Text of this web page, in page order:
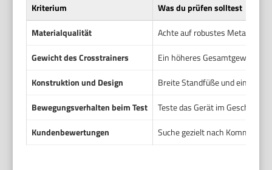
Kriterium
Was du prüfen solltest
Materialqualität
Achte auf robustes Metall
Gewicht des Crosstrainers
Ein höheres Gesamtgewicht
Konstruktion und Design
Breite Standfüße und ein gut
Bewegungsverhalten beim Test
Teste das Gerät im Geschäft.
Kundenbewertungen
Suche gezielt nach